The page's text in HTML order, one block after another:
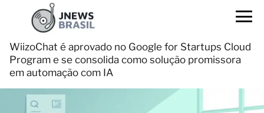
WiizoChat é aprovado no Google for Startups Cloud
Program e se consolida como solução promissora
em automação com IA